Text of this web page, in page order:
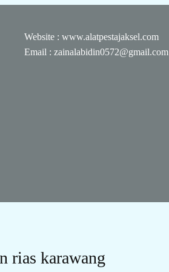
Website : www.alatpestajaksel.com
Email : zainalabidin0572@gmail.com
rias karawang